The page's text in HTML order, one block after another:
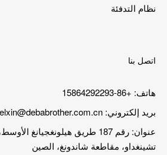
نظام التدفئة
اتصل بنا
هاتف: +86-15864292293
بريد إلكتروني:
عنوان: رقم 187 طريق هيلونغجيانغ
تشينغداو، مقاطعة شاندونغ، الصين